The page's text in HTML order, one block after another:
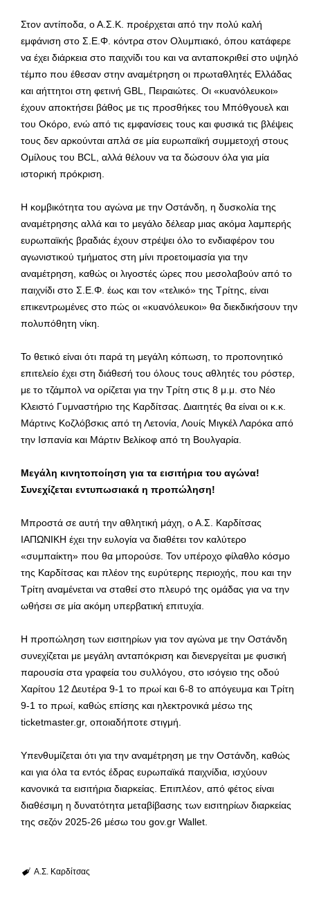
Στον αντίποδα, ο Α.Σ.Κ. προέρχεται από την πολύ καλή
εμφάνιση στο Σ.Ε.Φ. κόντρα στον Ολυμπιακό, όπου κατάφερε
να έχει διάρκεια στο παιχνίδι του και να ανταποκριθεί στο υψηλό
τέμπο που έθεσαν στην αναμέτρηση οι πρωταθλητές Ελλάδας
και αήττητοι στη φετινή GBL, Πειραιώτες. Οι «κυανόλευκοι»
έχουν αποκτήσει βάθος με τις προσθήκες του Μπόθγουελ και
του Οκόρο, ενώ από τις εμφανίσεις τους και φυσικά τις βλέψεις
τους δεν αρκούνται απλά σε μία ευρωπαϊκή συμμετοχή στους
Ομίλους του BCL, αλλά θέλουν να τα δώσουν όλα για μία
ιστορική πρόκριση.
Η κομβικότητα του αγώνα με την Οστάνδη, η δυσκολία της
αναμέτρησης αλλά και το μεγάλο δέλεαρ μιας ακόμα λαμπερής
ευρωπαϊκής βραδιάς έχουν στρέψει όλο το ενδιαφέρον του
αγωνιστικού τμήματος στη μίνι προετοιμασία για την
αναμέτρηση, καθώς οι λιγοστές ώρες που μεσολαβούν από το
παιχνίδι στο Σ.Ε.Φ. έως και τον «τελικό» της Τρίτης, είναι
επικεντρωμένες στο πώς οι «κυανόλευκοι» θα διεκδικήσουν την
πολυπόθητη νίκη.
Το θετικό είναι ότι παρά τη μεγάλη κόπωση, το προπονητικό
επιτελείο έχει στη διάθεσή του όλους τους αθλητές του ρόστερ,
με το τζάμπολ να ορίζεται για την Τρίτη στις 8 μ.μ. στο Νέο
Κλειστό Γυμναστήριο της Καρδίτσας. Διαιτητές θα είναι οι κ.κ.
Μάρτινς Κοζλόβσκις από τη Λετονία, Λουίς Μιγκέλ Λαρόκα από
την Ισπανία και Μάρτιν Βελίκοφ από τη Βουλγαρία.
Μεγάλη κινητοποίηση για τα εισιτήρια του αγώνα!
Συνεχίζεται εντυπωσιακά η προπώληση!
Μπροστά σε αυτή την αθλητική μάχη, ο Α.Σ. Καρδίτσας
ΙΑΠΩΝΙΚΗ έχει την ευλογία να διαθέτει τον καλύτερο
«συμπαίκτη» που θα μπορούσε. Τον υπέροχο φίλαθλο κόσμο
της Καρδίτσας και πλέον της ευρύτερης περιοχής, που και την
Τρίτη αναμένεται να σταθεί στο πλευρό της ομάδας για να την
ωθήσει σε μία ακόμη υπερβατική επιτυχία.
Η προπώληση των εισιτηρίων για τον αγώνα με την Οστάνδη
συνεχίζεται με μεγάλη ανταπόκριση και διενεργείται με φυσική
παρουσία στα γραφεία του συλλόγου, στο ισόγειο της οδού
Χαρίτου 12 Δευτέρα 9-1 το πρωί και 6-8 το απόγευμα και Τρίτη
9-1 το πρωί, καθώς επίσης και ηλεκτρονικά μέσω της
ticketmaster.gr, οποιαδήποτε στιγμή.
Υπενθυμίζεται ότι για την αναμέτρηση με την Οστάνδη, καθώς
και για όλα τα εντός έδρας ευρωπαϊκά παιχνίδια, ισχύουν
κανονικά τα εισιτήρια διαρκείας. Επιπλέον, από φέτος είναι
διαθέσιμη η δυνατότητα μεταβίβασης των εισιτηρίων διαρκείας
της σεζόν 2025-26 μέσω του gov.gr Wallet.
Α.Σ. Καρδίτσας